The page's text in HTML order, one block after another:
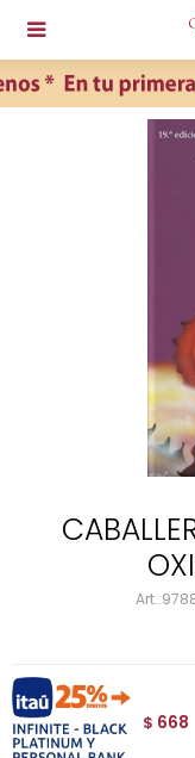

CABALLERO DE LA ARMADURA
$ 668